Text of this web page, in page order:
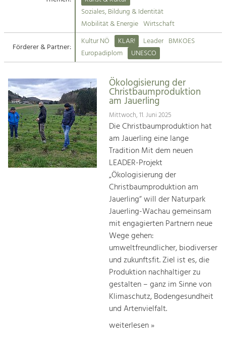
Suche
Impressum
Kontakt
Angebotsentwicklung und
Handwerk, Wissenschaft und Forschung.
Soziales, Bildung &
Identität
Gleichberechtigung, Jugend und
Integration
Mobilität & Energie
Klimawandel, öffentlicher Verkehr und
Steigerung regionaler Wertschöpfung
Soziales, Bildung & Identität
Mobilität & Energie Wirtschaft
Förderer & Partner:
Kultur NÖ KLAR! Leader BMKOES
Europadiplom
UNESCO
Ökologisierung der
Christbaumproduktion
am Jauerling
Mittwoch, 11. Juni 2025
Die Christbaumproduktion hat
am Jauerling eine lange
Tradition Mit dem neuen
LEADER-Projekt
„Ökologisierung der
Christbaumproduktion am
Jauerling“ will der Naturpark
Jauerling-Wachau gemeinsam
mit engagierten Partnern neue
Wege gehen:
umweltfreundlicher, biodiverser
und zukunftsfit. Ziel ist es, die
Produktion nachhaltiger zu
gestalten – ganz im Sinne von
Klimaschutz, Bodengesundheit
und Artenvielfalt.
weiterlesen »